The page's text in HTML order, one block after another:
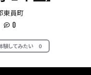
東員町
0
験してみたい 0